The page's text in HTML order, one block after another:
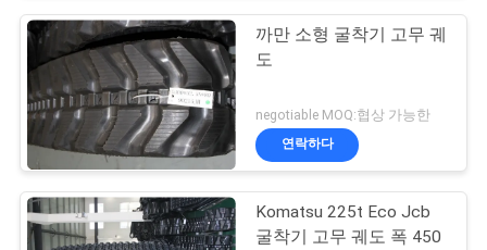
까만 소형 굴착기 고무 궤
도
negotiable MOQ:협상 가능한
연락하다
Komatsu 225t Eco Jcb
굴착기 고무 궤도 폭 450